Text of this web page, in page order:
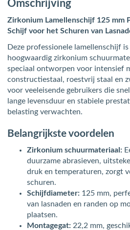
Omschrijving
Zirkonium Lamellenschijf 125 mm
Schijf voor het Schuren van
Deze professionele lamellenschijf
hoogwaardig zirkonium
speciaal ontworpen voor intensief
constructiestaal, roestvrij staal en
voor veeleisende gebruikers die
lange levensduur en stabiele
belasting verwachten.
Belangrijkste voordelen
Zirkonium schuurmateriaal:
duurzame abrasieven,
druk en temperaturen, zorgt
schuren.
Schijfdiameter: 125 mm,
van lasnaden en randen op
plaatsen.
Montagegat: 22,2 mm,